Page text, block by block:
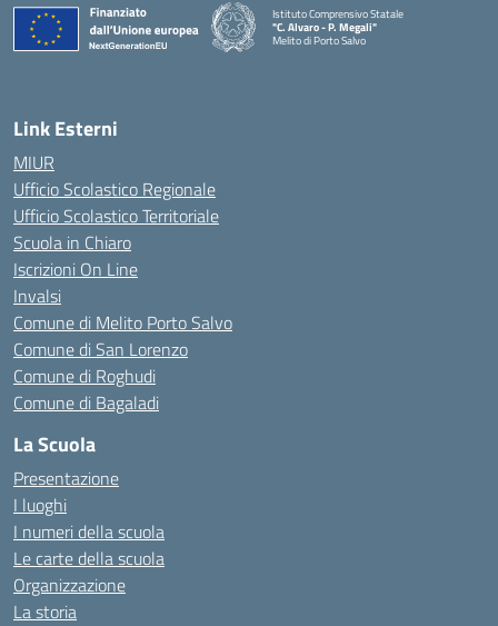
Istituto Comprensivo Statale
"C. Alvaro - P. Megali"
Melito di Porto Salvo
Link Esterni
MIUR
Ufficio Scolastico Regionale
Ufficio Scolastico Territoriale
Scuola in Chiaro
Iscrizioni On Line
Invalsi
Comune di Melito Porto Salvo
Comune di San Lorenzo
Comune di Roghudi
Comune di Bagaladi
La Scuola
Presentazione
I luoghi
I numeri della scuola
Le carte della scuola
Organizzazione
La storia